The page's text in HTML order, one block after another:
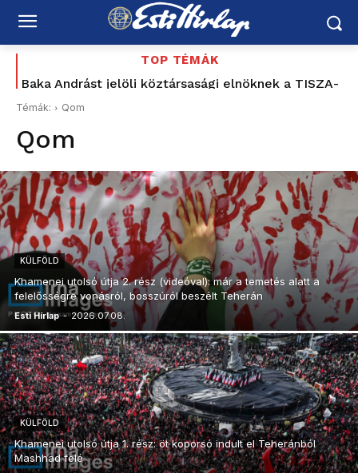
TOP TÉMÁK
Baka Andrást jelöli köztársasági elnöknek a TISZA-
Az utolsó délután: 177 éve tűnt el Petőfi Sándor –
és azóta sem tudjuk pontosan, hogyan halt meg
Témák: Qom
Qom
KÜLFÖLD
Khamenei utolsó útja 2. rész (videóval): már a temetés alatt a
felelősségre vonásról, bosszúról beszélt Teherán
Esti Hírlap - 2026.07.08.
KÜLFÖLD
Khamenei utolsó útja 1. rész: öt koporsó indult el Teheránból
Mashhad felé